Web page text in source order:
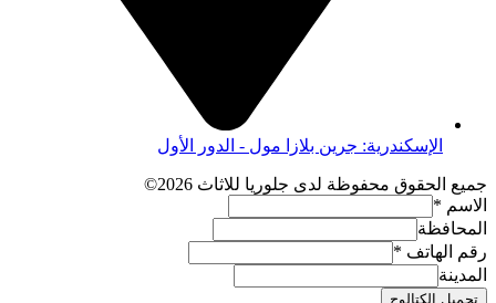
الإسكندرية: جرين بلازا مول - الدور الأول
جميع الحقوق محفوظة لدى جلوريا للاثاث 2026©
الاسم *
المحافظة
رقم الهاتف *
المدينة
تحميل الكتالوج